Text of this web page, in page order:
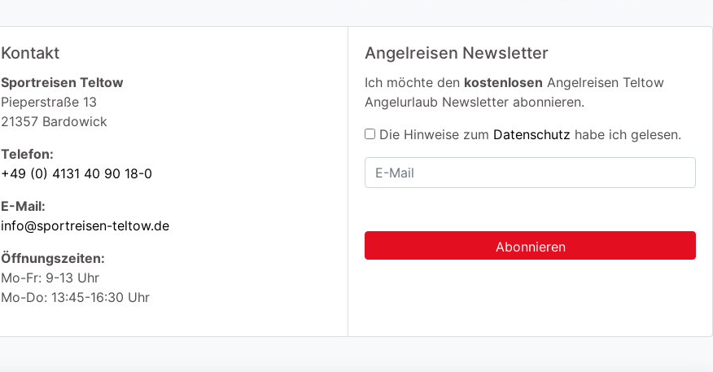
Kontakt
Sportreisen Teltow
Pieperstraße 13
21357 Bardowick
Telefon:
+49 (0) 4131 40 90 18-0
E-Mail:
info@sportreisen-teltow.de
Öffnungszeiten:
Mo-Fr: 9-13 Uhr
Mo-Do: 13:45-16:30 Uhr
Angelreisen Newsletter
Ich möchte den kostenlosen Angelreisen Teltow
Angelurlaub Newsletter abonnieren.
Die Hinweise zum Datenschutz habe ich gelesen.